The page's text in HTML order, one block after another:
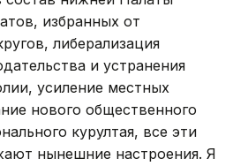
избранных от
либерализация
и устранения
усиление местных
нового общественного
курултая, все эти
нынешние настроения. Я